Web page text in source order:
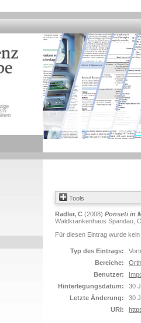
Tools
Radler, C (2008) Ponseti in
Waldkrankenhaus Spandau,
Für diesen Eintrag wurde
Typ des Eintrags:
Bereiche:
Benutzer:
Hinterlegungsdatum:
30
Letzte Änderung:
30
URI: